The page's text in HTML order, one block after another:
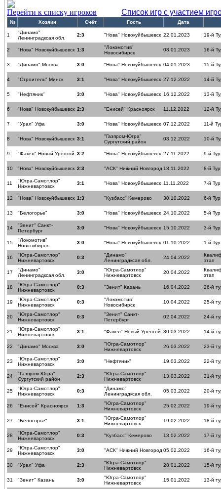
Перейти к списку игроков
Список игр с участием
№ Хозяин Счёт Гость Дата
1
"Динамо"
Ленинградксая обл.
2:3 "Нова" Новокуйбышевск 22.01.2023 19-й
2 "Нова" Новокуйбышевск 1:3
"Локомотив"
Новосибирск
08.01.2023 16-й
3 "Динамо" Москва 3:0 "Нова" Новокуйбышевск 04.01.2023 15-й
4 "Строитель" Минск 3:1 "Нова" Новокуйбышевск 27.12.2022 14-й
5 "Нефтяник" 3:0 "Нова" Новокуйбышевск 16.12.2022 13-й
6 "Нова" Новокуйбышевск 2:3 "Енисей" Красноярск 11.12.2022 12-й
7 "Урал" Уфа 3:0 "Нова" Новокуйбышевск 07.12.2022 11-й
8 "Нова" Новокуйбышевск 3:1
"Газпром-Югра"
Сургутский район
03.12.2022 10-й
9 "Факел" Новый Уренгой 3:2 "Нова" Новокуйбышевск 27.11.2022 9-й Тур
10 "Нова" Новокуйбышевск 2:3 "АСК" Нижний Новгород 18.11.2022 8-й Тур
11
"Югра-Самотлор"
Нижневартовск
3:1 "Нова" Новокуйбышевск 11.11.2022 7-й Тур
12 "Нова" Новокуйбышевск 1:3 "Кузбасс" Кемерово 30.10.2022 6-й Тур
13 "Белогорье" 3:0 "Нова" Новокуйбышевск 24.10.2022 5-й Тур
14
"Зенит" Санкт-
Петербург
3:0 "Нова" Новокуйбышевск 15.10.2022 3-й Тур
15
"Локомотив"
Новосибирск
3:0 "Нова" Новокуйбышевск 01.10.2022 1-й Тур
16
"Югра-Самотлор"
Нижневартовск
0:3
"Динамо"
Ленинградксая обл.
24.04.2022
этап
17
"Динамо"
Ленинградксая обл.
3:0
"Югра-Самотлор"
Нижневартовск
20.04.2022
этап
18
"Югра-Самотлор"
Нижневартовск
0:3 "Зенит" Казань 16.04.2022 26-й
19
"Югра-Самотлор"
Нижневартовск
0:3
"Локомотив"
Новосибирск
10.04.2022 25-й
20
"Югра-Самотлор"
Нижневартовск
0:3
"Зенит" Санкт-
Петербург
02.04.2022 24-й
21
"Югра-Самотлор"
Нижневартовск
3:1 "Факел" Новый Уренгой 30.03.2022 14-й
22 "Динамо" Москва 3:0
"Югра-Самотлор"
Нижневартовск
26.03.2022 23-й
23
"Югра-Самотлор"
Нижневартовск
3:0 "Нефтяник" 19.03.2022 22-й
24
"Газпром-Югра"
Сургутский район
2:3
"Югра-Самотлор"
Нижневартовск
13.03.2022 21-й
25
"Югра-Самотлор"
Нижневартовск
0:3
"Динамо"
Ленинградксая обл.
05.03.2022 20-й
26 "Енисей" Красноярск 1:3
"Югра-Самотлор"
Нижневартовск
25.02.2022 19-й
27 "Белогорье" 3:1
"Югра-Самотлор"
Нижневартовск
19.02.2022 18-й
28
"Югра-Самотлор"
Нижневартовск
0:3 "Кузбасс" Кемерово 13.02.2022 17-й
29
"Югра-Самотлор"
Нижневартовск
3:0 "АСК" Нижний Новгород 05.02.2022 16-й
30 "Урал" Уфа 2:3
"Югра-Самотлор"
Нижневартовск
28.01.2022 15-й
31 "Зенит" Казань 3:0
"Югра-Самотлор"
Нижневартовск
15.01.2022 13-й